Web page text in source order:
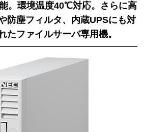
。環境温度40℃対応。さらに高
防塵フィルタ、内蔵UPSにも対
たファイルサーバ専用機。